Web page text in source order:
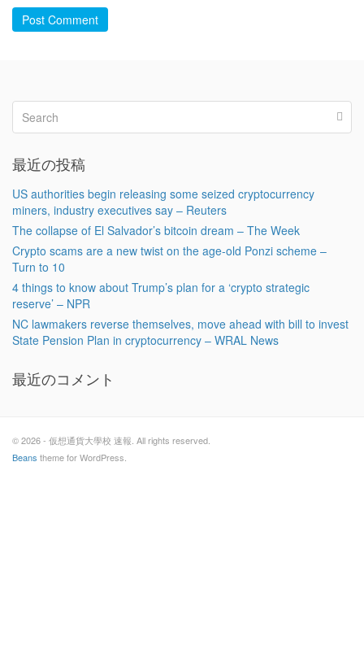
Post Comment
最近の投稿
US authorities begin releasing some seized cryptocurrency
miners, industry executives say – Reuters
The collapse of El Salvador’s bitcoin dream – The Week
Crypto scams are a new twist on the age-old Ponzi scheme –
Turn to 10
4 things to know about Trump’s plan for a ‘crypto strategic
reserve’ – NPR
NC lawmakers reverse themselves, move ahead with bill to invest
State Pension Plan in cryptocurrency – WRAL News
最近のコメント
© 2026 - 仮想通貨大學校 速報. All rights reserved.
Beans theme for WordPress.